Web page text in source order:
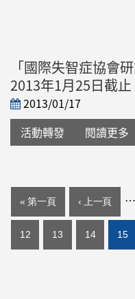
「國際失智症協會
2013年1月25日截止
2013/01/17
活動轉發
閱讀更多
頁面
« 第一頁 ‹ 上一頁 …
12 13 14 15